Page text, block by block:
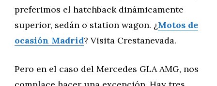
preferimos el hatchback dinámicamente
superior, sedán o station wagon. ¿Motos de
ocasión Madrid? Visita Crestanevada.
Pero en el caso del Mercedes GLA AMG, nos